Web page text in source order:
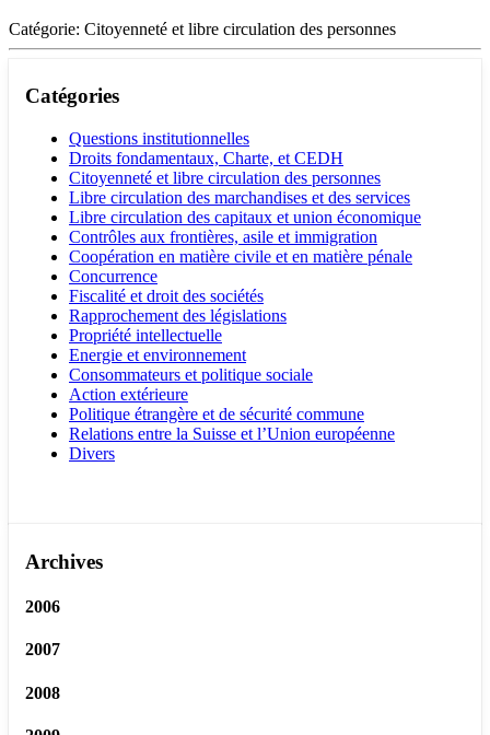
Catégorie: Citoyenneté et libre circulation des personnes
Catégories
Questions institutionnelles
Droits fondamentaux, Charte, et CEDH
Citoyenneté et libre circulation des personnes
Libre circulation des marchandises et des services
Libre circulation des capitaux et union économique
Contrôles aux frontières, asile et immigration
Coopération en matière civile et en matière pénale
Concurrence
Fiscalité et droit des sociétés
Rapprochement des législations
Propriété intellectuelle
Energie et environnement
Consommateurs et politique sociale
Action extérieure
Politique étrangère et de sécurité commune
Relations entre la Suisse et l’Union européenne
Divers
Archives
2006
2007
2008